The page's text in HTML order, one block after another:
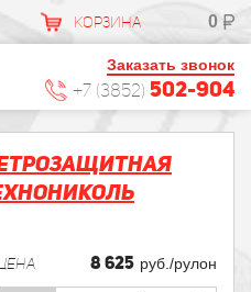
КОРЗИНА 0
Заказать звонок
+7 (3852) 502-904
8 625 руб./рулон